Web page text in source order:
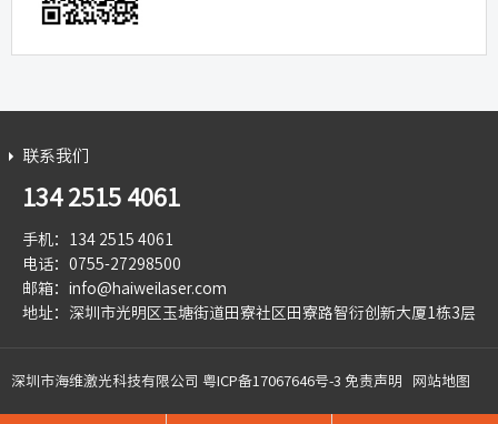
联系我们
134 2515 4061
手机：134 2515 4061
电话：0755-27298500
邮箱：info@haiweilaser.com
地址：深圳市光明区玉塘街道田寮社区田寮路智衍创新大厦1栋3层
深圳市海维激光科技有限公司 粤ICP备17067646号-3 免责声明 网站地图